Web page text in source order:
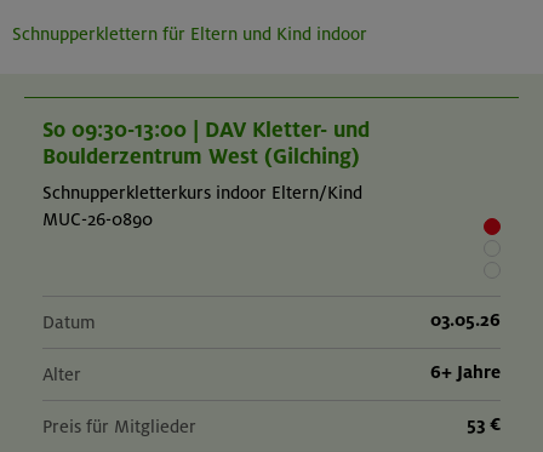
Schnupperklettern für Eltern und Kind indoor
So 09:30-13:00 | DAV Kletter- und
Boulderzentrum West (Gilching)
Schnupperkletterkurs indoor Eltern/Kind
MUC-26-0890
Datum 03.05.26
Alter 6+ Jahre
Preis für Mitglieder 53 €